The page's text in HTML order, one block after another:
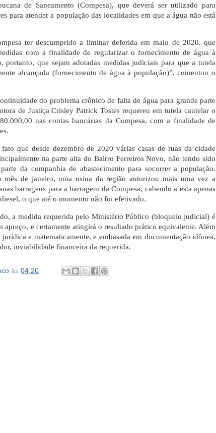
de Saneamento (Compesa), que deverá ser utilizado para
para atender a população das localidades em que a água não está
ter descumprido a liminar deferida em maio de 2020, que
com a finalidade de regularizar o fornecimento de água à
portanto, que sejam adotadas medidas judiciais para que a tutela
alcançada (fornecimento de água à população)”, comentou o
do problema crônico de falta de água para grande parte
de Justiça Crisley Patrick Tostes requereu em tutela cautelar o
nas contas bancárias da Compesa, com a finalidade de
que desde dezembro de 2020 várias casas de ruas da cidade
na parte alta do Bairro Ferreiros Novo, não tendo sido
da companhia de abastecimento para socorrer a população.
mês de janeiro, uma usina da região autorizou mais uma vez a
barragens para a barragem da Compesa, cabendo a esta apenas
o que até o momento não foi efetivado.
a medida requerida pelo Ministério Público (bloqueio judicial) é
apreço, e certamente atingirá o resultado prático equivalente. Além
e matematicamente, e embasada em documentação idônea,
inviabilidade financeira da requerida.
às 04:20